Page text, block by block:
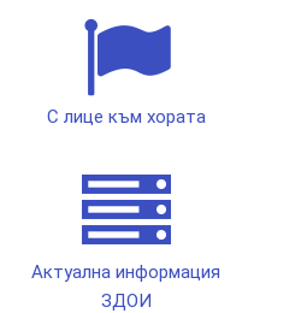
С лице към хората
Актуална информация
ЗДОИ